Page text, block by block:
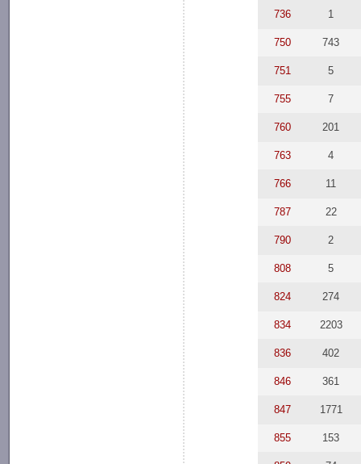
736 1
750 743
751 5
755 7
760 201
763 4
766 11
787 22
790 2
808 5
824 274
834 2203
836 402
846 361
847 1771
855 153